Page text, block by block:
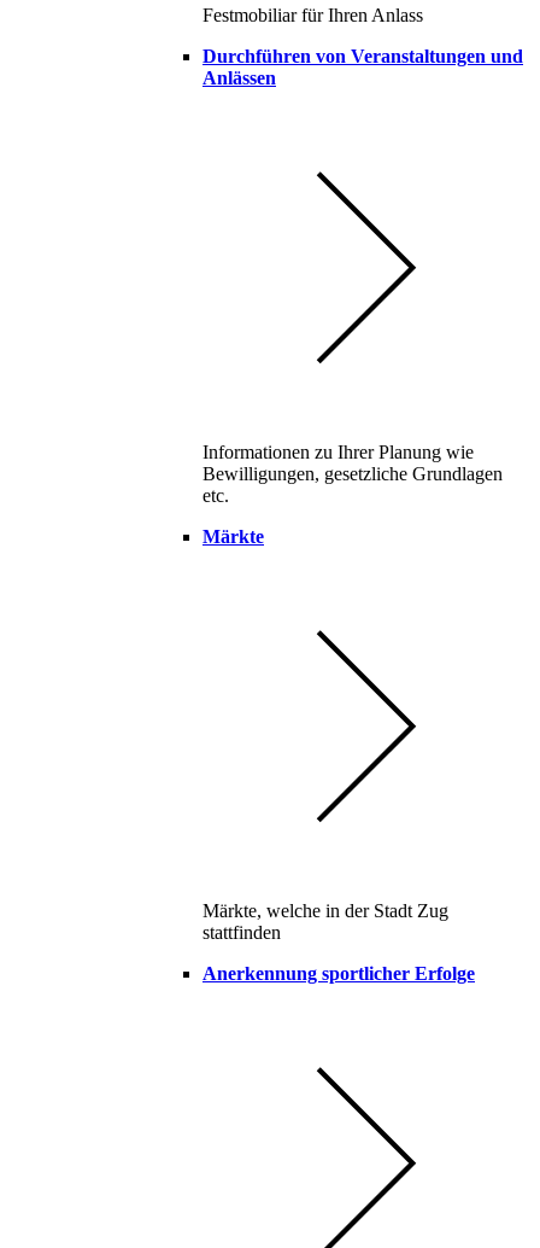
Festmobiliar für Ihren Anlass
Durchführen von Veranstaltungen und
Anlässen
Informationen zu Ihrer Planung wie
Bewilligungen, gesetzliche Grundlagen
etc.
Märkte
Märkte, welche in der Stadt Zug
stattfinden
Anerkennung sportlicher Erfolge